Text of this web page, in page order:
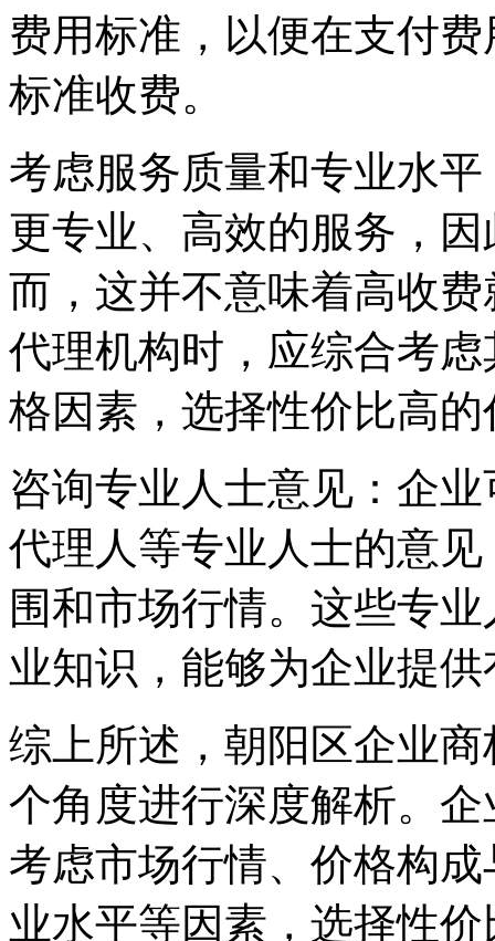
费用标准，以便在支付
标准收费。
考虑服务质量和专业水
更专业、高效的服务，
而，这并不意味着高收
代理机构时，应综合考
格因素，选择性价比高
咨询专业人士意见‌：企
代理人等专业人士的意
围和市场行情。这些专
业知识，能够为企业提
综上所述，朝阳区企业
个角度进行深度解析。
考虑市场行情、价格构
业水平等因素，选择性